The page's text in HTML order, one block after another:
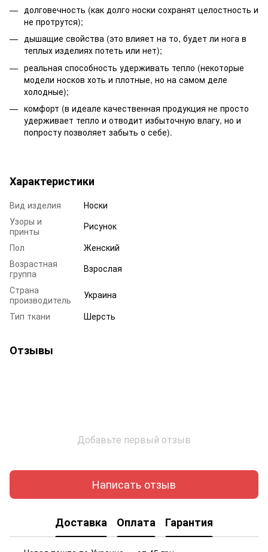
долговечность (как долго носки сохранят целостность и
не протрутся);
дышащие свойства (это влияет на то, будет ли нога в
теплых изделиях потеть или нет);
реальная способность удерживать тепло (некоторые
модели носков хоть и плотные, но на самом деле
холодные);
комфорт (в идеале качественная продукция не просто
удерживает тепло и отводит избыточную влагу, но и
попросту позволяет забыть о себе).
Характеристики
Вид изделия
Носки
Узоры и
принты
Рисунок
Пол
Женский
Возрастная
группа
Взрослая
Страна
производитель
Украина
Тип ткани
Шерсть
Отзывы
Добавьте первый отзыв
Написать отзыв
Доставка Оплата Гарантия